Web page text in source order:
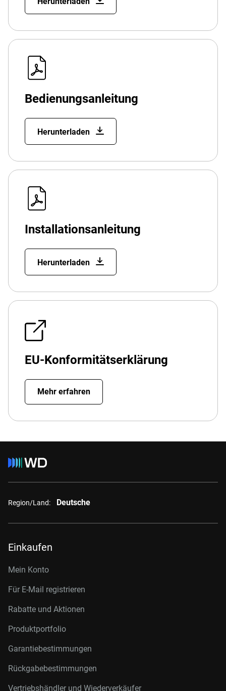
Bedienungsanleitung
Herunterladen
Installationsanleitung
Herunterladen
EU-Konformitätserklärung
Mehr erfahren
Region/Land: Deutsche
Einkaufen
Mein Konto
Für E-Mail registrieren
Rabatte und Aktionen
Produktportfolio
Garantiebestimmungen
Rückgabebestimmungen
Vertriebshändler und Wiederverkäufer